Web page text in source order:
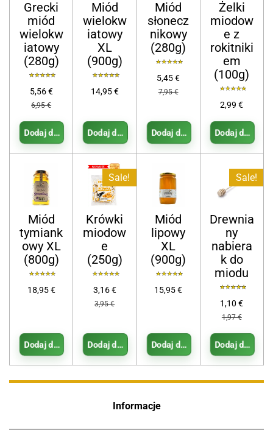
Grecki
miód
wielokw
iatowy
(280g)
5,56 €
6,95 €
Dodaj do koszyka
Miód
wielokw
iatowy
XL
(900g)
14,95 €
Dodaj do koszyka
Miód
słonecz
nikowy
(280g)
5,45 €
7,95 €
Dodaj do koszyka
Żelki
miodow
e z
rokitniki
em
(100g)
2,99 €
Dodaj do
Miód
tymiank
owy XL
(800g)
18,95 €
Dodaj do koszyka
Sale!
Krówki
miodow
e
(250g)
3,16 €
3,95 €
Dodaj do koszyka
Miód
lipowy
XL
(900g)
15,95 €
Dodaj do koszyka
Sale!
Drewnia
ny
nabiera
k do
miodu
1,10 €
1,97 €
Dodaj do
Informacje